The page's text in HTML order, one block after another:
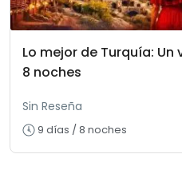
Lo mejor de Turquía:
8 noches
Sin Reseña
9 días / 8 noches